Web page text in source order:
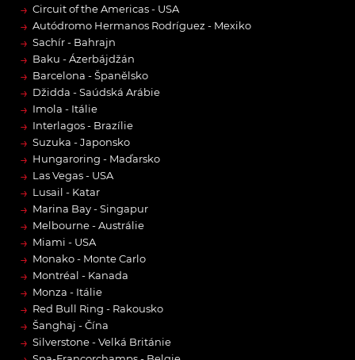
→ Circuit of the Americas - USA
→ Autódromo Hermanos Rodríguez - Mexiko
→ Sachír - Bahrajn
→ Baku - Ázerbájdžán
→ Barcelona - Španělsko
→ Džidda - Saúdská Arábie
→ Imola - Itálie
→ Interlagos - Brazílie
→ Suzuka - Japonsko
→ Hungaroring - Maďarsko
→ Las Vegas - USA
→ Lusail - Katar
→ Marina Bay - Singapur
→ Melbourne - Austrálie
→ Miami - USA
→ Monako - Monte Carlo
→ Montréal - Kanada
→ Monza - Itálie
→ Red Bull Ring - Rakousko
→ Šanghaj - Čína
→ Silverstone - Velká Británie